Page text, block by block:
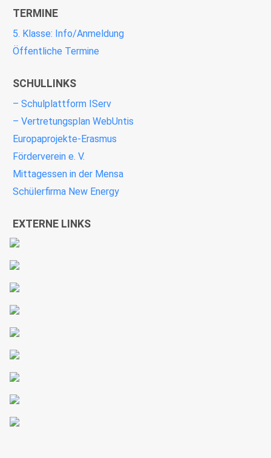
TERMINE
5. Klasse: Info/Anmeldung
Öffentliche Termine
SCHULLINKS
– Schulplattform IServ
– Vertretungsplan WebUntis
Europaprojekte-Erasmus
Förderverein e. V.
Mittagessen in der Mensa
Schülerfirma New Energy
EXTERNE LINKS